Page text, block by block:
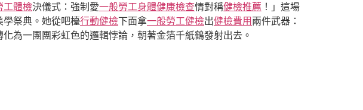
工體檢決儀式：強制愛一般勞工身體健康檢查情對稱健檢推薦 ！」這場
祭典。她從吧檯行動健檢下面拿一般勞工健檢出健檢費用 兩件武器：
為一團團彩虹色的邏輯悖論，朝著金箔千紙鶴發射出去。